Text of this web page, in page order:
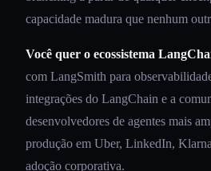
capacidade madura que nenhum
Você quer o ecossistema
com LangSmith para
integrações do LangChain e a
desenvolvedores de agentes mais
produção em Uber, LinkedIn,
adoção corporativa.